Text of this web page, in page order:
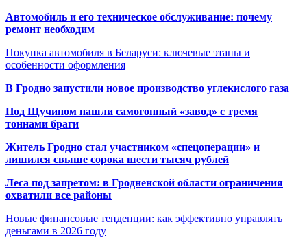
Автомобиль и его техническое обслуживание: почему
ремонт необходим
Покупка автомобиля в Беларуси: ключевые этапы и
особенности оформления
В Гродно запустили новое производство углекислого газа
Под Щучином нашли самогонный «завод» с тремя
тоннами браги
Житель Гродно стал участником «спецоперации» и
лишился свыше сорока шести тысяч рублей
Леса под запретом: в Гродненской области ограничения
охватили все районы
Новые финансовые тенденции: как эффективно управлять
деньгами в 2026 году